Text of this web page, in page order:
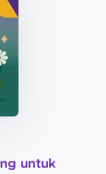
untuk